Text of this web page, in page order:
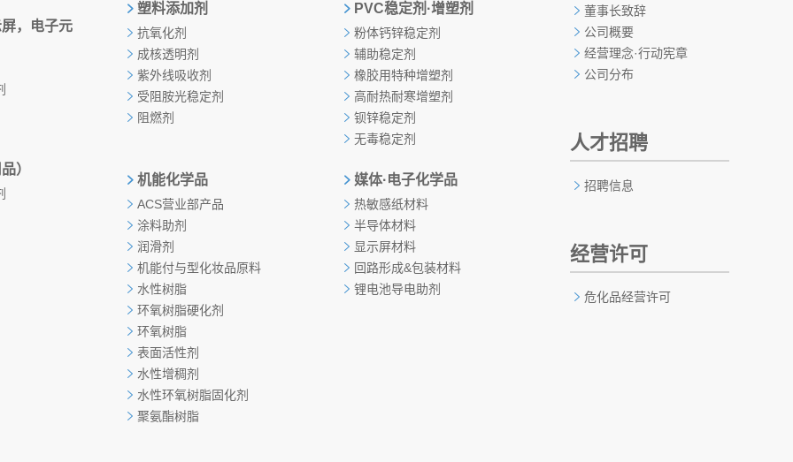
，电子元
）
塑料添加剂
抗氧化剂
成核透明剂
紫外线吸收剂
受阻胺光稳定剂
阻燃剂
PVC稳定剂·增塑剂
粉体钙锌稳定剂
辅助稳定剂
橡胶用特种增塑剂
高耐热耐寒增塑剂
钡锌稳定剂
无毒稳定剂
机能化学品
ACS营业部产品
涂料助剂
润滑剂
机能付与型化妆品原料
水性树脂
环氧树脂硬化剂
环氧树脂
表面活性剂
水性增稠剂
水性环氧树脂固化剂
聚氨酯树脂
媒体·电子化学品
热敏感纸材料
半导体材料
显示屏材料
回路形成&包装材料
锂电池导电助剂
董事长致辞
公司概要
经营理念·行动宪章
公司分布
人才招聘
招聘信息
经营许可
危化品经营许可